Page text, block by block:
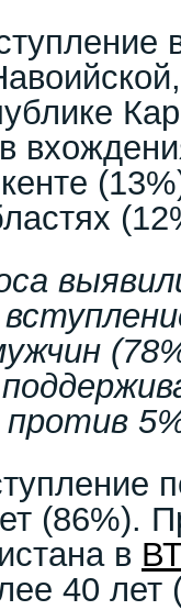
(86%).
в
40 лет